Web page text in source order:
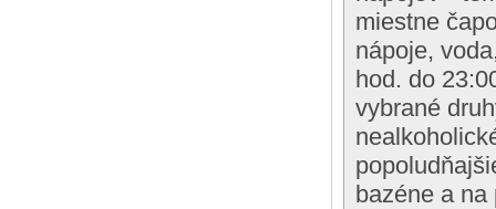
miestne
nápoje,
hod. do
vybrané
bazéne a na